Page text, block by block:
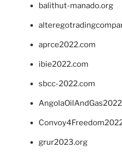
balithut-manado.org
aprce2022.com
ibie2022.com
sbcc-2022.com
grur2023.org